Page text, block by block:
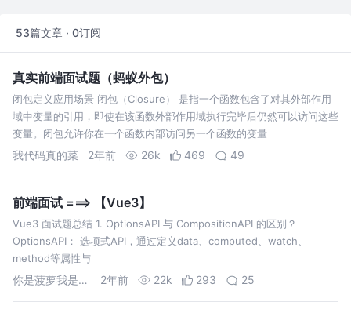
53篇文章 · 0订阅
真实前端面试题（蚂蚁外包）
闭包定义应用场景 闭包（Closure） 是指一个函数包含了对其外部作用
域中变量的引用，即使在该函数外部作用域执行完毕后仍然可以访问这些
变量。闭包允许你在一个函数内部访问另一个函数的变量
我代码真的菜 2年前 26k 469 49
前端面试 ===> 【Vue3】
Vue3 面试题总结 1. OptionsAPI 与 CompositionAPI 的区别？
OptionsAPI： 选项式API，通过定义data、computed、watch、
method等属性与
你是菠萝我是面包 2年前 22k 293 25